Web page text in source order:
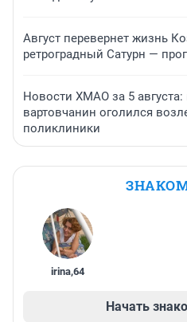
Август перевернет жизнь
ретроградный Сатурн —
Новости ХМАО за 5
вартовчанин оголился
поликлиники
irina,64
Начать